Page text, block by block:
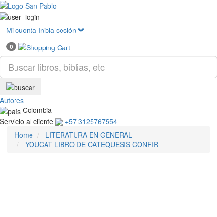
Mi cuenta Inicia sesión
0
Autores
Colombia
Servicio al cliente
+57 3125767554
Home
LITERATURA EN GENERAL
YOUCAT LIBRO DE CATEQUESIS CONFIR